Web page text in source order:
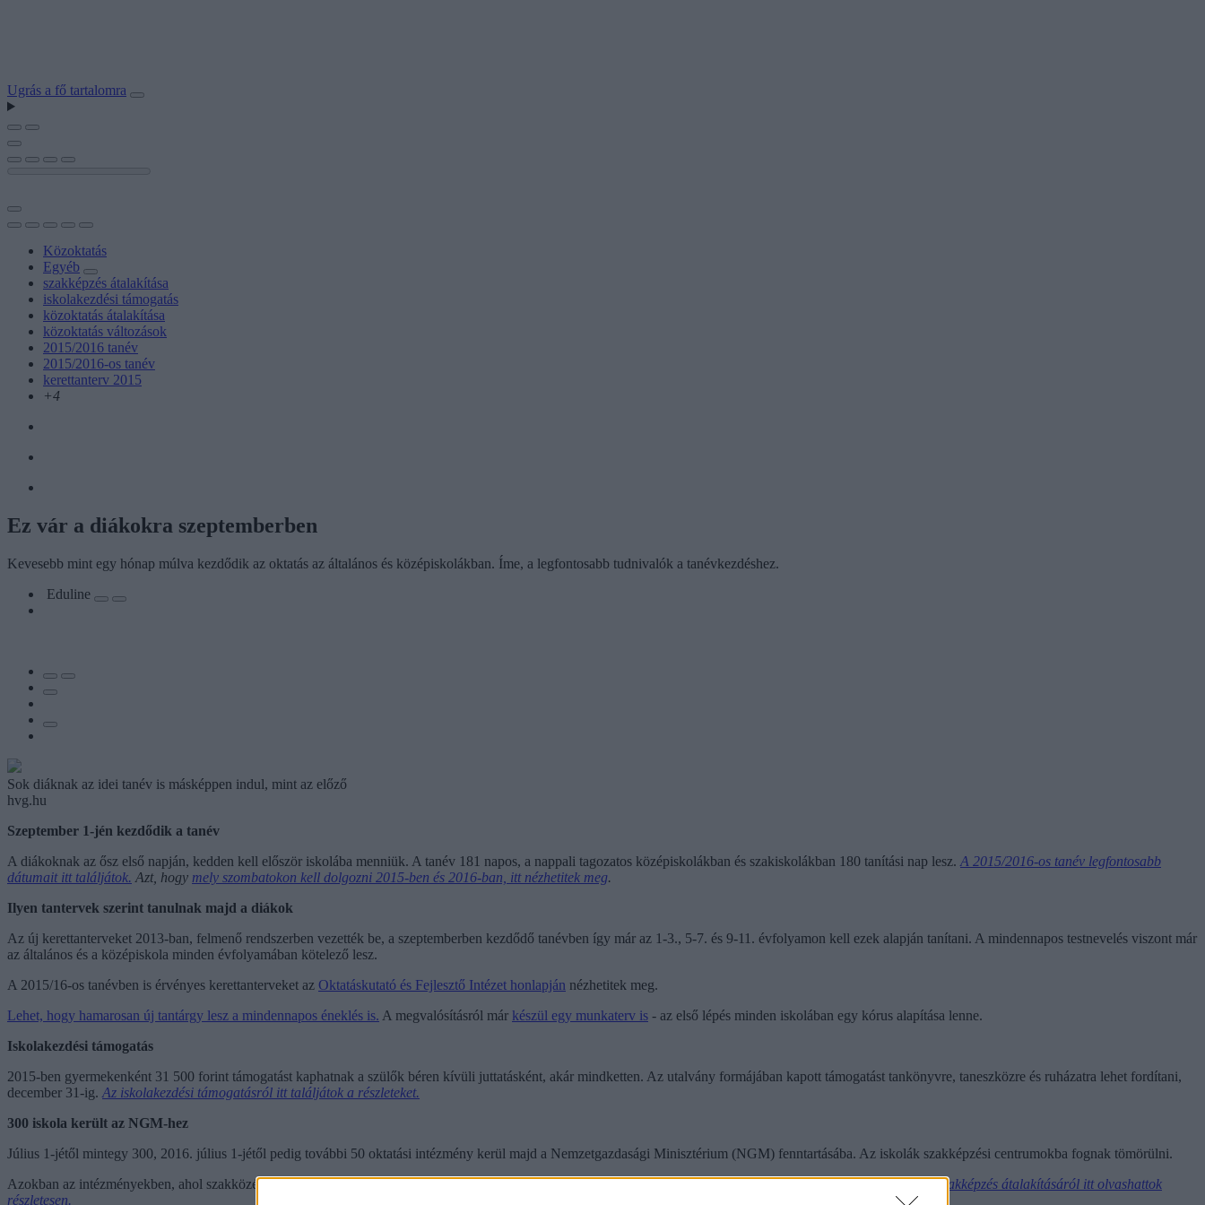
Ugrás a fő tartalomra
Közoktatás
Egyéb
szakképzés átalakítása
iskolakezdési támogatás
közoktatás átalakítása
közoktatás változások
2015/2016 tanév
2015/2016-os tanév
kerettanterv 2015
+4
Ez vár a diákokra szeptemberben
Kevesebb mint egy hónap múlva kezdődik az oktatás az általános és középiskolákban. Íme, a legfontosabb tudnivalók a tanévkezdéshez.
Eduline
Sok diáknak az idei tanév is másképpen indul, mint az előző
hvg.hu
Szeptember 1-jén kezdődik a tanév
A diákoknak az ősz első napján, kedden kell először iskolába menniük. A tanév 181 napos, a nappali tagozatos középiskolákban és szakiskolákban 180 tanítási nap lesz. A 2015/2016-os tanév legfontosabb
dátumait itt találjátok. Azt, hogy mely szombatokon kell dolgozni 2015-ben és 2016-ban, itt nézhetitek meg.
Ilyen tantervek szerint tanulnak majd a diákok
Az új kerettanterveket 2013-ban, felmenő rendszerben vezették be, a szeptemberben kezdődő tanévben így már az 1-3., 5-7. és 9-11. évfolyamon kell ezek alapján tanítani. A mindennapos testnevelés viszont már
az általános és a középiskola minden évfolyamában kötelező lesz.
A 2015/16-os tanévben is érvényes kerettanterveket az Oktatáskutató és Fejlesztő Intézet honlapján nézhetitek meg.
Lehet, hogy hamarosan új tantárgy lesz a mindennapos éneklés is. A megvalósításról már készül egy munkaterv is - az első lépés minden iskolában egy kórus alapítása lenne.
Iskolakezdési támogatás
2015-ben gyermekenként 31 500 forint támogatást kaphatnak a szülők béren kívüli juttatásként, akár mindketten. Az utalvány formájában kapott támogatást tankönyvre, taneszközre és ruházatra lehet fordítani,
december 31-ig. Az iskolakezdési támogatásról itt találjátok a részleteket.
300 iskola került az NGM-hez
Július 1-jétől mintegy 300, 2016. július 1-jétől pedig további 50 oktatási intézmény kerül majd a Nemzetgazdasági Minisztérium (NGM) fenntartásába. Az iskolák szakképzési centrumokba fognak tömörülni.
Azokban az intézményekben, ahol szakközépiskolai és gimnáziumi oktatás is folyt, az utóbbi megszűnik, de kifutó jelleggel még végigvihetik a gimis osztályokat.A szakképzés átalakításáról itt olvashattok
részletesen.